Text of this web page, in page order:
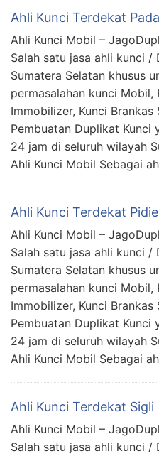
Ahli Kunci Terdekat
Ahli Kunci Mobil –
Salah satu jasa ahli kunci
Sumatera Selatan khusus
permasalahan kunci Mobil,
Immobilizer, Kunci Brankas
Pembuatan Duplikat Kunci
24 jam di seluruh wilayah
Ahli Kunci Mobil Sebagai
Ahli Kunci Terdekat
Ahli Kunci Mobil –
Salah satu jasa ahli kunci
Sumatera Selatan khusus
permasalahan kunci Mobil,
Immobilizer, Kunci Brankas
Pembuatan Duplikat Kunci
24 jam di seluruh wilayah
Ahli Kunci Mobil Sebagai
Ahli Kunci Terdekat Sigli
Ahli Kunci Mobil –
Salah satu jasa ahli kunci